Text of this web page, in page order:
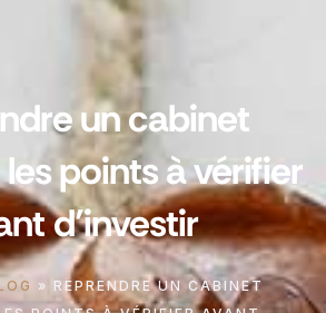
un cabinet
points à vérifier
d’investir
» REPRENDRE UN CABINET